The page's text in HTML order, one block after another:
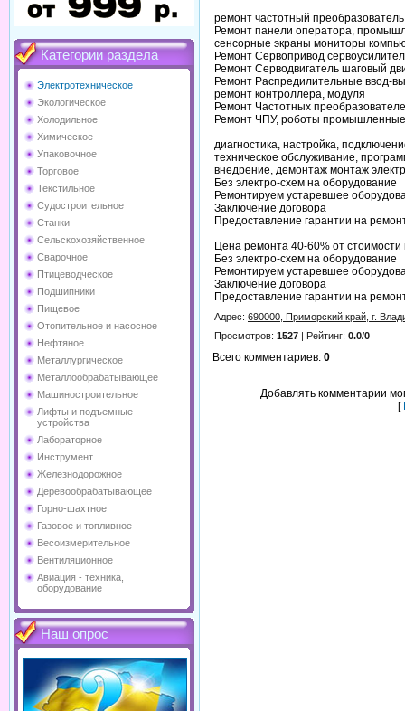
Категории раздела
Электротехническое
Экологическое
Холодильное
Химическое
Упаковочное
Торговое
Текстильное
Судостроительное
Станки
Сельскохозяйственное
Сварочное
Птицеводческое
Подшипники
Пищевое
Отопительное и насосное
Нефтяное
Металлургическое
Металлообрабатывающее
Машиностроительное
Лифты и подъемные
устройства
Лабораторное
Инструмент
Железнодорожное
Деревообрабатывающее
Горно-шахтное
Газовое и топливное
Весоизмерительное
Вентиляционное
Авиация - техника,
оборудование
Наш опрос
ремонт частотный
Ремонт панели оператора,
сенсорные экраны мониторы
Ремонт Сервопривод
Ремонт Серводвигатель шаговый
Ремонт Распредилительные ввод-
ремонт контроллера, модуля
Ремонт Частотных
Ремонт ЧПУ, роботы
диагностика, настройка,
техническое обслуживание,
внедрение, демонтаж монтаж
Без электро-схем на оборудование
Ремонтируем устаревшее
Заключение договора
Предоставление гарантии на
Цена ремонта 40-60% от стоимости
Без электро-схем на оборудование
Ремонтируем устаревшее
Заключение договора
Предоставление гарантии на
Адрес: 690000, Приморский край, г.
Просмотров: 1527 | Рейтинг: 0.0/0
Всего комментариев: 0
Добавлять комментарии
[